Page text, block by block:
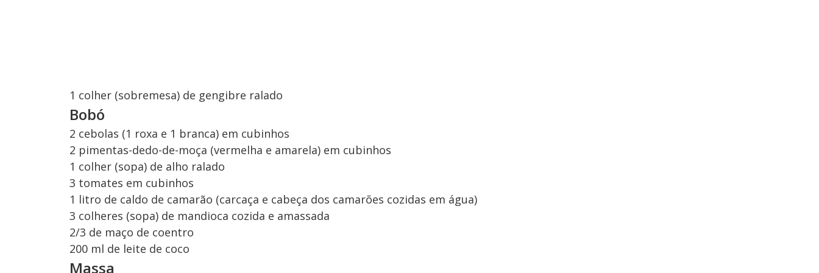
1 colher (sobremesa) de gengibre ralado
Bobó
2 cebolas (1 roxa e 1 branca) em cubinhos
2 pimentas-dedo-de-moça (vermelha e amarela) em cubinhos
1 colher (sopa) de alho ralado
3 tomates em cubinhos
1 litro de caldo de camarão (carcaça e cabeça dos camarões cozidas em água)
3 colheres (sopa) de mandioca cozida e amassada
2/3 de maço de coentro
200 ml de leite de coco
Massa